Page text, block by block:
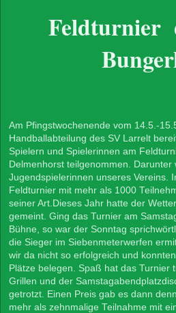
Feldturnier
Am Pfingstwochenende vom 14.5.-
Handballabteilung des SV Larrelt
Spielern und Spielerinnen am
Delmenhorst teilgenommen. Darunter
Jugendspielerinnen unseres Vereins.
Feldturnier mit mehr als 1000
seiner Art.Dieses Jahr hatte der
gemeint. Ging das Turnier am
Bühne, so war der Sonntag
die Sieger im Siebenmeterwerfen
wir da nicht so erfolgreich und
Plätze belegen. Spaß hat das Turnier
Grillen und der
getrotzt. Einen Preis gab es dann
mehr als zehnmalige Teilnahme mit